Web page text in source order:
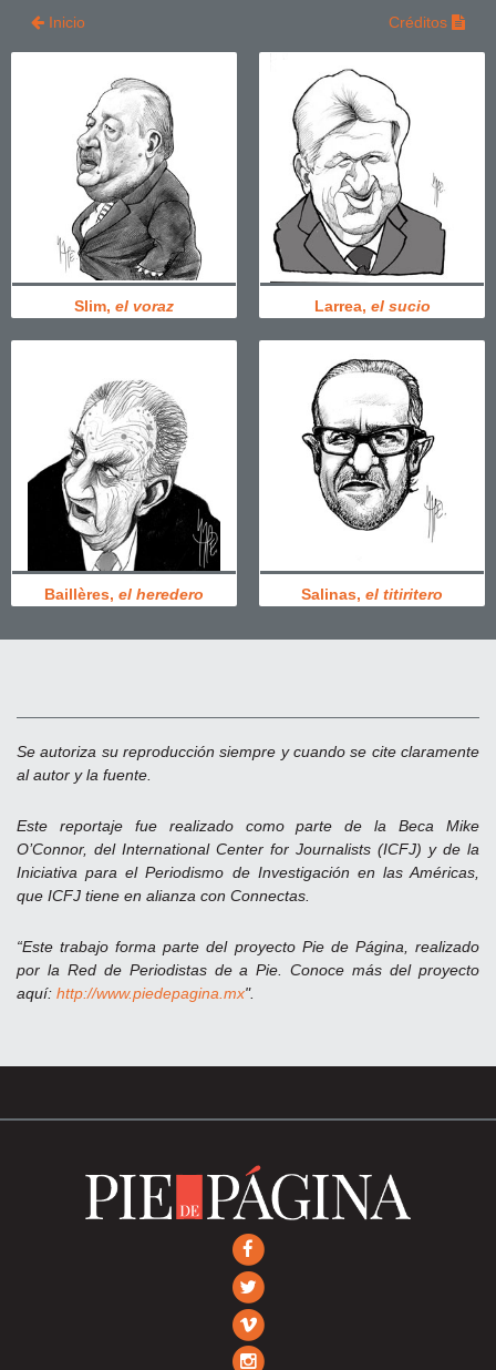
Créditos
Inicio
Slim, el voraz Larrea, el sucio
Baillères, el heredero Salinas, el titiritero
Se autoriza su reproducción siempre y cuando se cite claramente
al autor y la fuente.
Este reportaje fue realizado como parte de la Beca Mike
O’Connor, del International Center for Journalists (ICFJ) y de la
Iniciativa para el Periodismo de Investigación en las Américas,
que ICFJ tiene en alianza con Connectas.
“Este trabajo forma parte del proyecto Pie de Página, realizado
por la Red de Periodistas de a Pie. Conoce más del proyecto
aquí: http://www.piedepagina.mx".